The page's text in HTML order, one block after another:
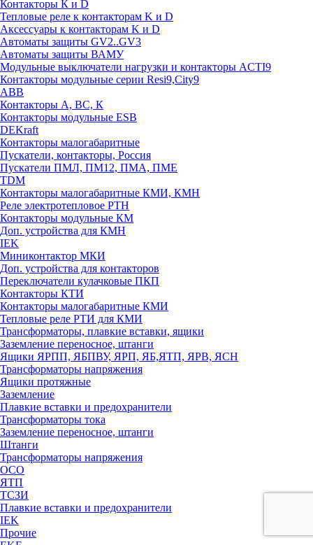
Контакторы К и D
Тепловые реле к контакторам K и D
Аксессуары к контакторам K и D
Автоматы защиты GV2..GV3
Автоматы защиты ВАМУ
Модульные выключатели нагрузки и контакторы ACTI9
Контакторы модульные серии Resi9,City9
ABB
Контакторы А, ВС, К
Контакторы модульные ESB
DEKraft
Контакторы малогабаритные
Пускатели, контакторы, Россия
Пускатели ПМЛ, ПМ12, ПМА, ПМЕ
TDM
Контакторы малогабаритные КМИ, КМН
Реле электротепловое РТН
Контакторы модульные КМ
Доп. устройства для КМН
IEK
Миниконтактор МКИ
Доп. устройства для контакторов
Переключатели кулачковые ПКП
Контакторы КТИ
Контакторы малогабаритные КМИ
Тепловые реле РTИ для КМИ
Трансформаторы, плавкие вставки, ящики
Заземление переносное, штанги
Ящики ЯРПП, ЯБПВУ, ЯРП, ЯБ,ЯТП, ЯРВ, ЯСН
Трансформаторы напряжения
Ящики протяжные
Заземление
Плавкие вставки и предохранители
Трансформаторы тока
Заземление переносное, штанги
Штанги
Трансформаторы напряжения
ОСО
ЯТП
ТСЗИ
Плавкие вставки и предохранители
IEK
Прочие